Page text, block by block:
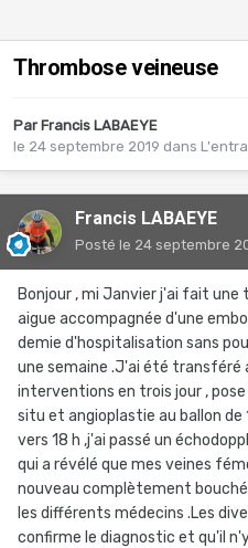
Thrombose veineuse
Par Francis LABAEYE
le 24 septembre 2019 dans
Francis LABAEYE
Posté le 24 septembre
Bonjour , mi Janvier j'ai fait
aigue accompagnée d'une
demie d'hospitalisation sans
une semaine .J'ai été transféré
interventions en trois jour ,
situ et angioplastie au ballon de
vers 18 h ,j'ai passé un
qui a révélé que mes veines
nouveau complètement
les différents médecins .Les
confirme le diagnostic et qu'il